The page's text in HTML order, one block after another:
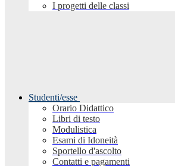
I progetti delle classi
Studenti/esse
Orario Didattico
Libri di testo
Modulistica
Esami di Idoneità
Sportello d'ascolto
Contatti e pagamenti